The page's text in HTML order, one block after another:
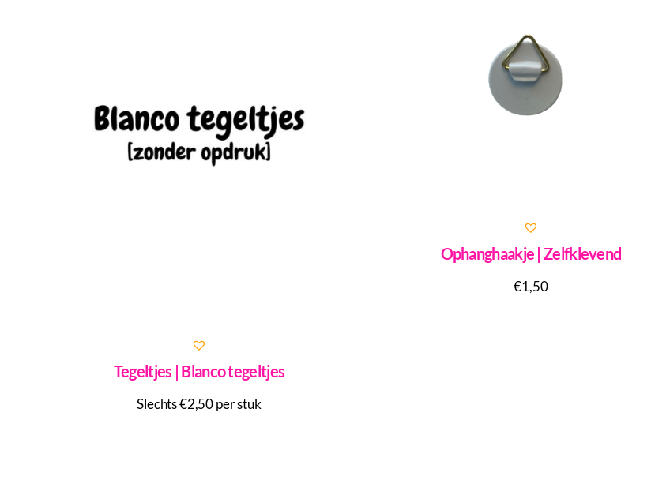
Tegeltjes | Blanco tegeltjes
Slechts €2,50 per stuk
Ophanghaakje | Zelfklevend
€1,50